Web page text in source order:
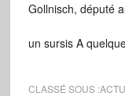
Gollnisch,
un sursis A
CLASSÉ SOUS :